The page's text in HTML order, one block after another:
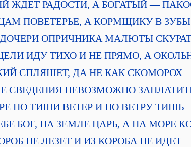
ЖДЕТ РАДОСТИ, А БОГАТЫЙ —
ПОВЕТЕРЬЕ, А КОРМЩИКУ В ЗУБЫ
ДОЧЕРИ ОПРИЧНИКА МАЛЮТЫ
К ЦЕЛИ ИДУ ТИХО И НЕ ПРЯМО, А
СПЛЯШЕТ, ДА НЕ КАК СКОМОРОХ
СВЕДЕНИЯ НЕВОЗМОЖНО
ПО ТИШИ ВЕТЕР И ПО ВЕТРУ ТИШЬ
НЕБЕ БОГ, НА ЗЕМЛЕ ЦАРЬ, А НА МОРЕ
КОРОБ НЕ ЛЕЗЕТ И ИЗ КОРОБА НЕ ИДЕТ